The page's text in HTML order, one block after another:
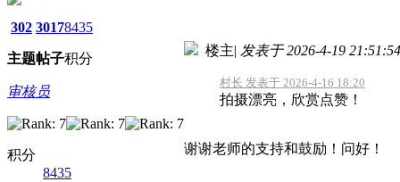
302
主题
3017
帖子
8435
积分
审核员
积分
8435
楼主| 发表于 2026-4-19 21:51:54
村长 发表于 2026-4-16 18:20
拍摄漂亮，欣赏点赞！
谢谢老师的支持和鼓励！问好！